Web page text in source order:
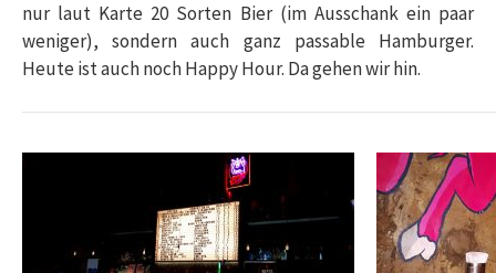
nur laut Karte 20 Sorten Bier (im Ausschank ein paar
weniger), sondern auch ganz passable Hamburger.
Heute ist auch noch Happy Hour. Da gehen wir hin.